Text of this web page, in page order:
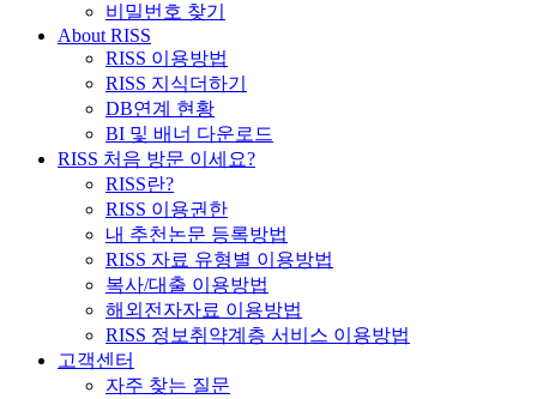
비밀번호 찾기
About RISS
RISS 이용방법
RISS 지식더하기
DB연계 현황
BI 및 배너 다운로드
RISS 처음 방문 이세요?
RISS란?
RISS 이용권한
내 추천논문 등록방법
RISS 자료 유형별 이용방법
복사/대출 이용방법
해외전자자료 이용방법
RISS 정보취약계층 서비스 이용방법
고객센터
자주 찾는 질문